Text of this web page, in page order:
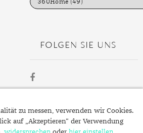
n
FOLGEN SIE UNS
zu messen, verwenden wir Cookies.
auf „Akzeptieren“ der Verwendung